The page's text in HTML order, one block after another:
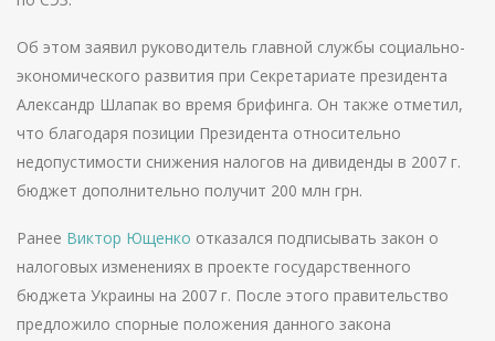
Об этом заявил руководитель главной службы социально-
экономического развития при Секретариате президента
Александр Шлапак во время брифинга. Он также отметил,
что благодаря позиции Президента относительно
недопустимости снижения налогов на дивиденды в 2007 г.
бюджет дополнительно получит 200 млн грн.
Ранее Виктор Ющенко отказался подписывать закон о
налоговых изменениях в проекте государственного
бюджета Украины на 2007 г. После этого правительство
предложило спорные положения данного закона